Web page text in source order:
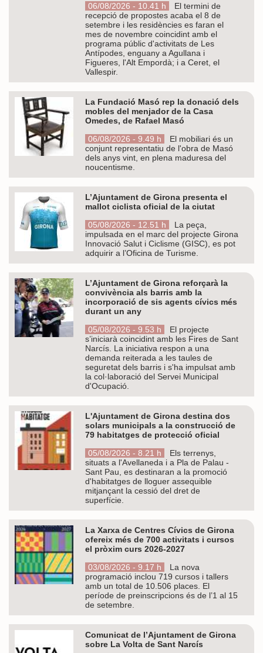
06/08/2026 - 10.41 h
El termini de
recepció de propostes acaba el 8 de
setembre i les residències es faran el
mes de novembre coincidint amb el
programa públic d'activitats de Les
Antípodes, enguany a Agullana i
Figueres, l'Alt Empordà; i a Ceret, el
Vallespir.
La Fundació Masó rep la donació dels
mobles del menjador de la Casa
Omedes, de Rafael Masó
06/08/2026 - 9.49 h
El mobiliari és un
conjunt representatiu de l'obra de Masó
dels anys vint, en plena maduresa del
noucentisme.
L’Ajuntament de Girona presenta el
mallot ciclista oficial de la ciutat
05/08/2026 - 12.51 h
La peça,
impulsada en el marc del projecte Girona
Innovació Salut i Ciclisme (GISC), es pot
adquirir a l’Oficina de Turisme.
L’Ajuntament de Girona reforçarà la
convivència als barris amb la
incorporació de sis agents cívics més
durant un any
05/08/2026 - 9.53 h
El projecte
s’iniciarà coincidint amb les Fires de Sant
Narcís. La iniciativa respon a una
demanda reiterada a les taules de
seguretat dels barris i s'ha impulsat amb
la col·laboració del Servei Municipal
d'Ocupació.
L'Ajuntament de Girona destina dos
solars municipals a la construcció de
79 habitatges de protecció oficial
05/08/2026 - 8.21 h
Els terrenys,
situats a l'Avellaneda i a Pla de Palau -
Sant Pau, es destinaran a la promoció
d'habitatges de lloguer assequible
mitjançant la cessió del dret de
superfície.
La Xarxa de Centres Cívics de Girona
ofereix més de 700 activitats i cursos
el pròxim curs 2026-2027
03/08/2026 - 9.17 h
La nova
programació inclou 719 cursos i tallers
amb un total de 10.506 places. El
període de preinscripcions és de l’1 al 15
de setembre.
Comunicat de l’Ajuntament de Girona
sobre La Volta de Sant Narcís